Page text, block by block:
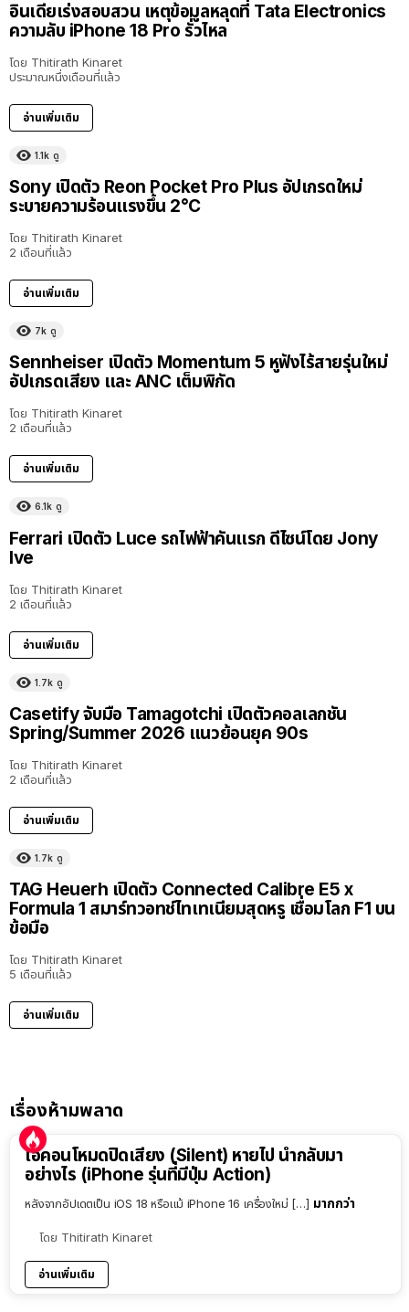
อินเดียเร่งสอบสวน เหตุข้อมูลหลุดที่ Tata Electronics
ความลับ iPhone 18 Pro รั่วไหล
โดย Thitirath Kinaret
ประมาณหนึ่งเดือนที่แล้ว
อ่านเพิ่มเติม
1.1k ดู
Sony เปิดตัว Reon Pocket Pro Plus อัปเกรดใหม่
ระบายความร้อนแรงขึ้น 2°C
โดย Thitirath Kinaret
2 เดือนที่แล้ว
อ่านเพิ่มเติม
7k ดู
Sennheiser เปิดตัว Momentum 5 หูฟังไร้สายรุ่นใหม่
อัปเกรดเสียง และ ANC เต็มพิกัด
โดย Thitirath Kinaret
2 เดือนที่แล้ว
อ่านเพิ่มเติม
6.1k ดู
Ferrari เปิดตัว Luce รถไฟฟ้าคันแรก ดีไซน์โดย Jony
Ive
โดย Thitirath Kinaret
2 เดือนที่แล้ว
อ่านเพิ่มเติม
1.7k ดู
Casetify จับมือ Tamagotchi เปิดตัวคอลเลกชัน
Spring/Summer 2026 แนวย้อนยุค 90s
โดย Thitirath Kinaret
2 เดือนที่แล้ว
อ่านเพิ่มเติม
1.7k ดู
TAG Heuerh เปิดตัว Connected Calibre E5 x
Formula 1 สมาร์ทวอทช์ไทเทเนียมสุดหรู เชื่อมโลก F1 บน
ข้อมือ
โดย Thitirath Kinaret
5 เดือนที่แล้ว
อ่านเพิ่มเติม
เรื่องห้ามพลาด
ไอคอนโหมดปิดเสียง (Silent) หายไป นำกลับมา
อย่างไร (iPhone รุ่นที่มีปุ่ม Action)
หลังจากอัปเดตเป็น iOS 18 หรือแม้ iPhone 16 เครื่องใหม่ […] มากกว่า
โดย Thitirath Kinaret
อ่านเพิ่มเติม